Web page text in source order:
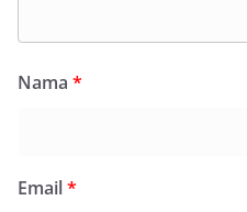
Nama *
Email*